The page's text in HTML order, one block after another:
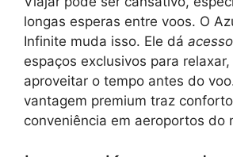
longas esperas entre voos. O
Infinite muda isso. Ele dá
espaços exclusivos para
aproveitar o tempo antes do
vantagem premium traz
conveniência em aeroportos do